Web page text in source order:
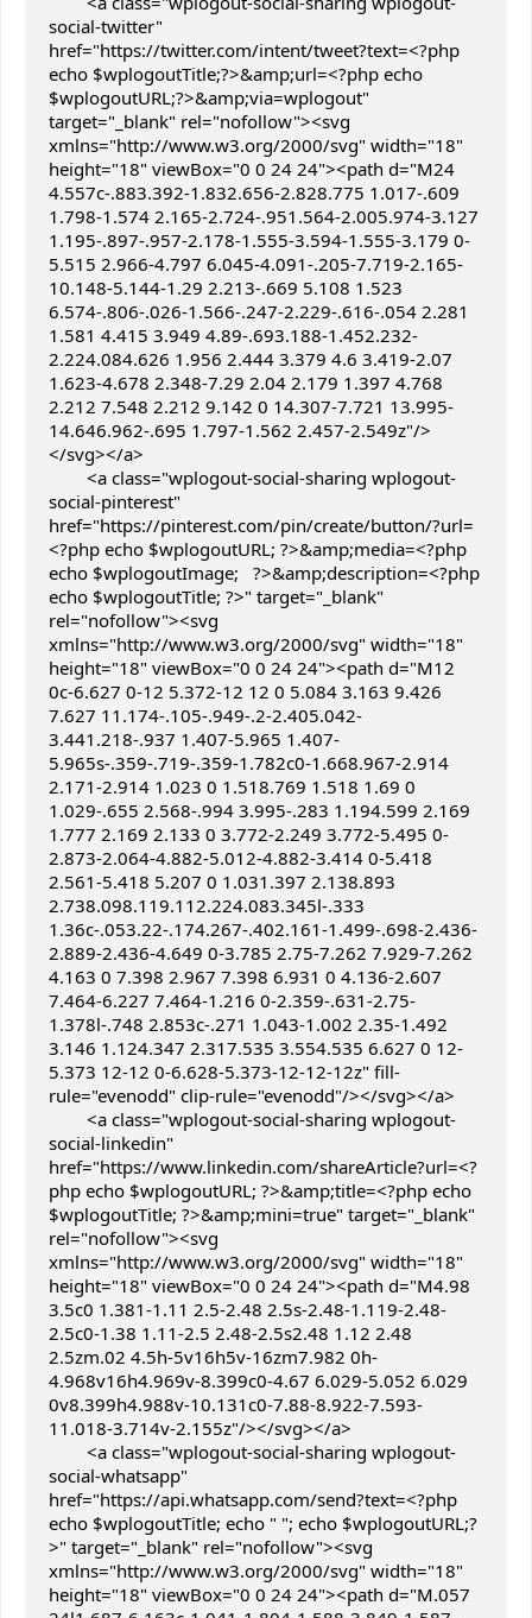
social-twitter"
href="https://twitter.com/intent/tweet?text=<?php
echo $wplogoutTitle;?>&amp;url=<?php echo
$wplogoutURL;?>&amp;via=wplogout"
target="_blank" rel="nofollow"><svg
xmlns="http://www.w3.org/2000/svg" width="18"
height="18" viewBox="0 0 24 24"><path d="M24
4.557c-.883.392-1.832.656-2.828.775 1.017-.609
1.798-1.574 2.165-2.724-.951.564-2.005.974-3.127
1.195-.897-.957-2.178-1.555-3.594-1.555-3.179 0-
5.515 2.966-4.797 6.045-4.091-.205-7.719-2.165-
10.148-5.144-1.29 2.213-.669 5.108 1.523
6.574-.806-.026-1.566-.247-2.229-.616-.054 2.281
1.581 4.415 3.949 4.89-.693.188-1.452.232-
2.224.084.626 1.956 2.444 3.379 4.6 3.419-2.07
1.623-4.678 2.348-7.29 2.04 2.179 1.397 4.768
2.212 7.548 2.212 9.142 0 14.307-7.721 13.995-
14.646.962-.695 1.797-1.562 2.457-2.549z"/>
</svg></a>
social-pinterest"
href="https://pinterest.com/pin/create/button/?url=
<?php echo $wplogoutURL; ?>&amp;media=<?php
echo $wplogoutImage;   ?>&amp;description=<?php
echo $wplogoutTitle; ?>" target="_blank"
rel="nofollow"><svg
xmlns="http://www.w3.org/2000/svg" width="18"
height="18" viewBox="0 0 24 24"><path d="M12
0c-6.627 0-12 5.372-12 12 0 5.084 3.163 9.426
7.627 11.174-.105-.949-.2-2.405.042-
3.441.218-.937 1.407-5.965 1.407-
5.965s-.359-.719-.359-1.782c0-1.668.967-2.914
2.171-2.914 1.023 0 1.518.769 1.518 1.69 0
1.029-.655 2.568-.994 3.995-.283 1.194.599 2.169
1.777 2.169 2.133 0 3.772-2.249 3.772-5.495 0-
2.873-2.064-4.882-5.012-4.882-3.414 0-5.418
2.561-5.418 5.207 0 1.031.397 2.138.893
2.738.098.119.112.224.083.345l-.333
1.36c-.053.22-.174.267-.402.161-1.499-.698-2.436-
2.889-2.436-4.649 0-3.785 2.75-7.262 7.929-7.262
4.163 0 7.398 2.967 7.398 6.931 0 4.136-2.607
7.464-6.227 7.464-1.216 0-2.359-.631-2.75-
1.378l-.748 2.853c-.271 1.043-1.002 2.35-1.492
3.146 1.124.347 2.317.535 3.554.535 6.627 0 12-
5.373 12-12 0-6.628-5.373-12-12-12z" fill-
rule="evenodd" clip-rule="evenodd"/></svg></a>
social-linkedin"
href="https://www.linkedin.com/shareArticle?url=<?
php echo $wplogoutURL; ?>&amp;title=<?php echo
$wplogoutTitle; ?>&amp;mini=true" target="_blank"
rel="nofollow"><svg
xmlns="http://www.w3.org/2000/svg" width="18"
height="18" viewBox="0 0 24 24"><path d="M4.98
3.5c0 1.381-1.11 2.5-2.48 2.5s-2.48-1.119-2.48-
2.5c0-1.38 1.11-2.5 2.48-2.5s2.48 1.12 2.48
2.5zm.02 4.5h-5v16h5v-16zm7.982 0h-
4.968v16h4.969v-8.399c0-4.67 6.029-5.052 6.029
0v8.399h4.988v-10.131c0-7.88-8.922-7.593-
11.018-3.714v-2.155z"/></svg></a>
social-whatsapp"
href="https://api.whatsapp.com/send?text=<?php
echo $wplogoutTitle; echo " "; echo $wplogoutURL;?
>" target="_blank" rel="nofollow"><svg
xmlns="http://www.w3.org/2000/svg" width="18"
height="18" viewBox="0 0 24 24"><path d="M.057